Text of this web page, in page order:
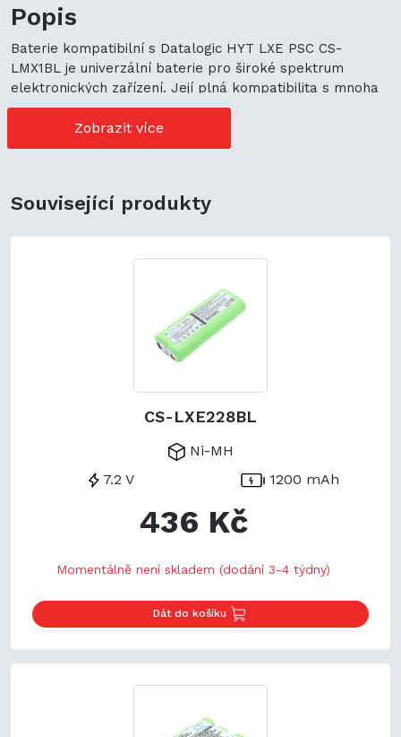
Popis
Baterie kompatibilní s Datalogic HYT LXE PSC CS-
LMX1BL je univerzální baterie pro široké spektrum
elektronických zařízení. Její plná kompatibilita s mnoha
modely zařízení představuje cenově výhodné možnosti
nákupu. Její univerzální použití navíc podporuje
ekologickou udržitelnost a zaručuje flexibilitu.
Zobrazit více
Související produkty
CS-LXE228BL
Ni-MH
7.2 V
1200 mAh
436 Kč
Momentálně není skladem (dodání 3-4 týdny)
Dát do košíku